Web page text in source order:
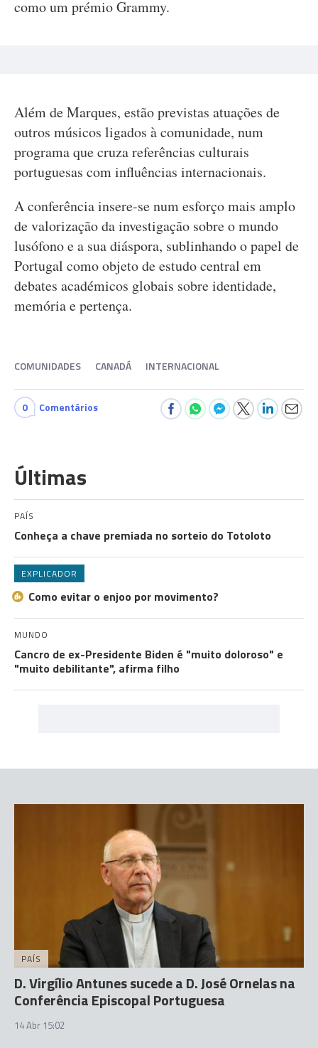
como um prémio Grammy.
Além de Marques, estão previstas atuações de
outros músicos ligados à comunidade, num
programa que cruza referências culturais
portuguesas com influências internacionais.
A conferência insere-se num esforço mais amplo
de valorização da investigação sobre o mundo
lusófono e a sua diáspora, sublinhando o papel de
Portugal como objeto de estudo central em
debates académicos globais sobre identidade,
memória e pertença.
COMUNIDADES CANADÁ INTERNACIONAL
0 Comentários
Últimas
PAÍS
Conheça a chave premiada no sorteio do Totoloto
EXPLICADOR
Como evitar o enjoo por movimento?
MUNDO
Cancro de ex-Presidente Biden é "muito doloroso" e
"muito debilitante", afirma filho
PAÍS
D. Virgílio Antunes sucede a D. José Ornelas na
Conferência Episcopal Portuguesa
14 Abr 15:02